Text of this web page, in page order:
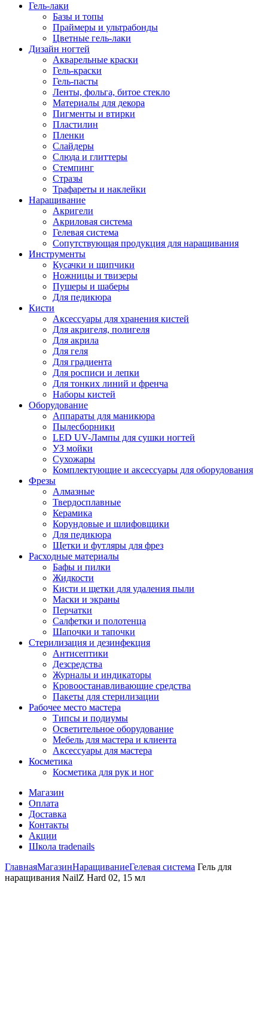
Гель-лаки
Базы и топы
Праймеры и ультрабонды
Цветные гель-лаки
Дизайн ногтей
Акварельные краски
Гель-краски
Гель-пасты
Ленты, фольга, битое стекло
Материалы для декора
Пигменты и втирки
Пластилин
Пленки
Слайдеры
Слюда и глиттеры
Стемпинг
Стразы
Трафареты и наклейки
Наращивание
Акригели
Акриловая система
Гелевая система
Сопутствующая продукция для наращивания
Инструменты
Кусачки и щипчики
Ножницы и твизеры
Пушеры и шаберы
Для педикюра
Кисти
Аксессуары для хранения кистей
Для акригеля, полигеля
Для акрила
Для геля
Для градиента
Для росписи и лепки
Для тонких линий и френча
Наборы кистей
Оборудование
Аппараты для маникюра
Пылесборники
LED UV-Лампы для сушки ногтей
УЗ мойки
Сухожары
Комплектующие и аксессуары для оборудования
Фрезы
Алмазные
Твердосплавные
Керамика
Корундовые и шлифовщики
Для педикюра
Щетки и футляры для фрез
Расходные материалы
Бафы и пилки
Жидкости
Кисти и щетки для удаления пыли
Маски и экраны
Перчатки
Салфетки и полотенца
Шапочки и тапочки
Стерилизация и дезинфекция
Антисептики
Дезсредства
Журналы и индикаторы
Кровоостанавливающие средства
Пакеты для стерилизации
Рабочее место мастера
Типсы и подиумы
Осветительное оборудование
Мебель для мастера и клиента
Аксессуары для мастера
Косметика
Косметика для рук и ног
Магазин
Оплата
Доставка
Контакты
Акции
Школа tradenails
ГлавнаяМагазинНаращиваниеГелевая система Гель для
наращивания NailZ Hard 02, 15 мл